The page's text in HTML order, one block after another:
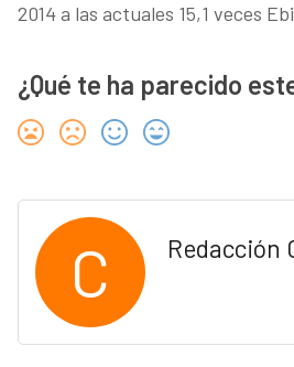
2014 a las actuales 15,1 veces
¿Qué te ha parecido
C Redacción